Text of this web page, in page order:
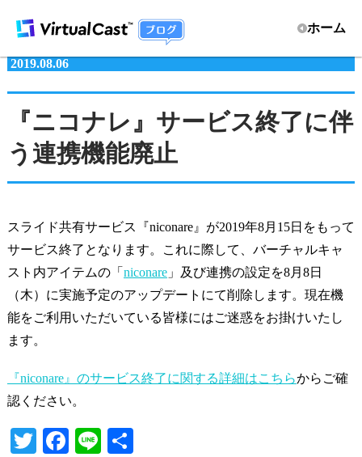
ホーム
2019.08.06
『ニコナレ』サービス終了に伴
う連携機能廃止
スライド共有サービス『niconare』が2019年8月15日をもって
サービス終了となります。これに際して、バーチャルキャ
スト内アイテムの「 niconare」及び連携の設定を8月8日
（木）に実施予定のアップデートにて削除します。現在機
能をご利用いただいている皆様にはご迷惑をお掛けいたし
ます。
『niconare』のサービス終了に関する詳細はこちらからご確
認ください。
T
Fa
Li